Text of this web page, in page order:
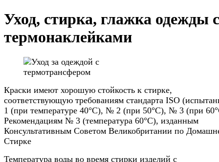
Уход, стирка, глажка одежды с
термонаклейками
Краски имеют хорошую стойкость к стирке,
соответствующую требованиям стандарта ISO
1 (при температуре 40°С), № 2 (при 50°С), № 3 (при
Рекомендациям № 3 (температура 60°С), изданным
Консультативным Советом Великобритании по
Стирке
Температура воды во время стирки изделий с